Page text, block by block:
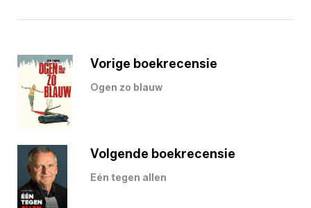
Vorige boekrecensie
Ogen zo blauw
Volgende boekrecensie
Eén tegen allen